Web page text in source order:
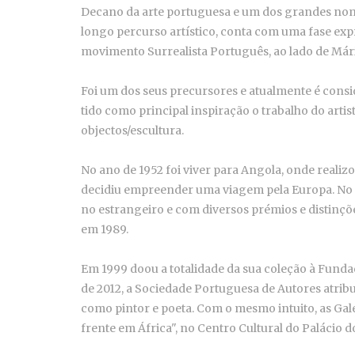
Decano da arte portuguesa e um dos grandes
longo percurso artístico, conta com uma fase
movimento Surrealista Português, ao lado de
Foi um dos seus precursores e atualmente é
tido como principal inspiração o trabalho do
objectos/escultura.
No ano de 1952 foi viver para Angola, onde
decidiu empreender uma viagem pela Europa.
no estrangeiro e com diversos prémios e
em 1989.
Em 1999 doou a totalidade da sua coleção à
de 2012, a Sociedade Portuguesa de Autores
como pintor e poeta. Com o mesmo intuito, as
frente em África", no Centro Cultural do Palácio